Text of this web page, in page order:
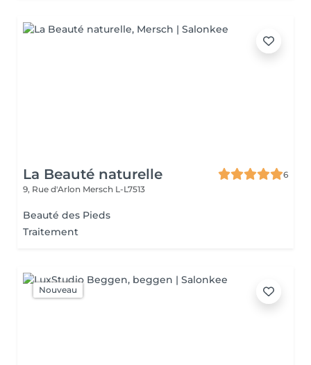
La Beauté naturelle
6
9, Rue d'Arlon Mersch L-L7513
Beauté des Pieds
Traitement
Nouveau